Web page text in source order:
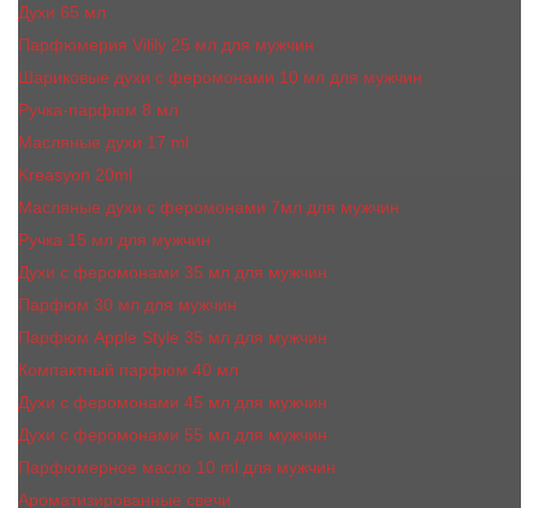
Духи 65 мл
Парфюмерия Vilily 25 мл для мужчин
Шариковые духи с феромонами 10 мл для мужчин
Ручка-парфюм 8 мл
Масляные духи 17 ml
Kreasyon 20ml
Масляные духи c феромонами 7мл для мужчин
Ручка 15 мл для мужчин
Духи с феромонами 35 мл для мужчин
Парфюм 30 мл для мужчин
Парфюм Apple Style 35 мл для мужчин
Компактный парфюм 40 мл
Духи с феромонами 45 мл для мужчин
Духи с феромонами 55 мл для мужчин
Парфюмерное масло 10 ml для мужчин
Ароматизированные свечи